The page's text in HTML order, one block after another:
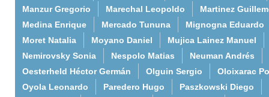
Manzur Gregorio
Marechal Leopoldo
Martinez
Medina Enrique
Mercado Tununa
Mignogna Eduardo
Moret Natalia
Moyano Daniel
Mujica Lainez Manuel
Nemirovsky Sonia
Nespolo Matias
Neuman Andrés
Oesterheld Héctor Germán
Olguin Sergio
Oloixarac
Oyola Leonardo
Paredero Hugo
Paszkowski Diego